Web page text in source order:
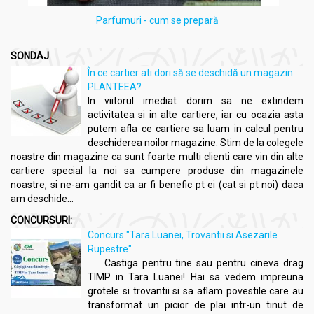
Parfumuri - cum se prepară
SONDAJ
În ce cartier ati dori să se deschidă un magazin
PLANTEEA?
In viitorul imediat dorim sa ne extindem
activitatea si in alte cartiere, iar cu ocazia asta
putem afla ce cartiere sa luam in calcul pentru
deschiderea noilor magazine. Stim de la colegele
noastre din magazine ca sunt foarte multi clienti care vin din alte
cartiere special la noi sa cumpere produse din magazinele
noastre, si ne-am gandit ca ar fi benefic pt ei (cat si pt noi) daca
am deschide...
CONCURSURI:
Concurs "Tara Luanei, Trovantii si Asezarile
Rupestre"
Castiga pentru tine sau pentru cineva drag
TIMP in Tara Luanei! Hai sa vedem impreuna
grotele si trovantii si sa aflam povestile care au
transformat un picior de plai intr-un tinut de